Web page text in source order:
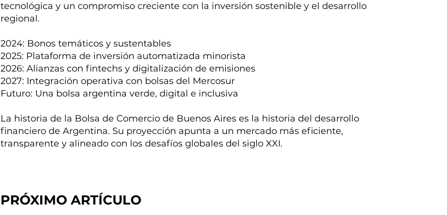
PRÓXIMO ARTÍCULO
tecnológica y un compromiso creciente con la inversión sostenible y el desarrollo
regional.
2024: Bonos temáticos y sustentables
2025: Plataforma de inversión automatizada minorista
2026: Alianzas con fintechs y digitalización de emisiones
2027: Integración operativa con bolsas del Mercosur
Futuro: Una bolsa argentina verde, digital e inclusiva
La historia de la Bolsa de Comercio de Buenos Aires es la historia del desarrollo
financiero de Argentina. Su proyección apunta a un mercado más eficiente,
transparente y alineado con los desafíos globales del siglo XXI.